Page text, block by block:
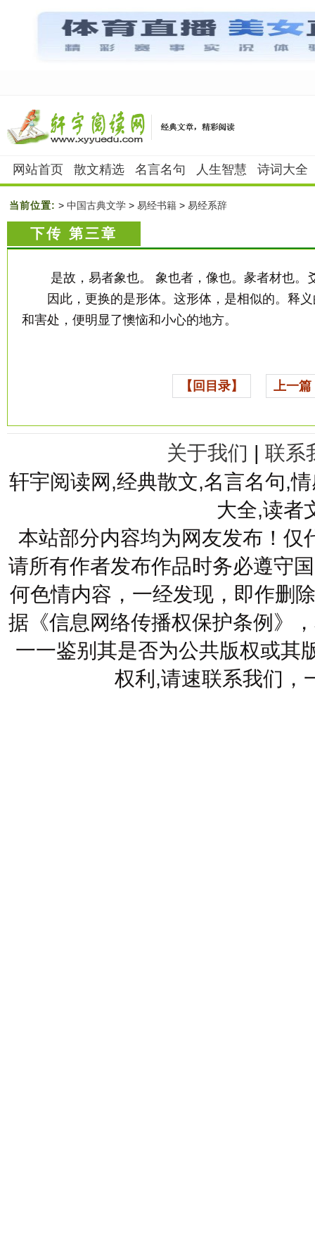
网站首页 散文精选 名言名句 人生智慧 诗词大全
当前位置: > 中国古典文学> 易经书籍> 易经系辞
下传 第三章
是故，易者象也。 象也者，像也。彖者材也
因此，更换的是形体。这形体，是相似的。释
和害处，便明显了懊恼和小心的地方。
【回目录】 上一篇
关于我们 | 联系
轩宇阅读网,经典散文,名言名句,
大全,读者
本站部分内容均为网友发布！仅
请所有作者发布作品时务必遵守
何色情内容，一经发现，即作删
据《信息网络传播权保护条例》
一一鉴别其是否为公共版权或其
权利,请速联系我们，